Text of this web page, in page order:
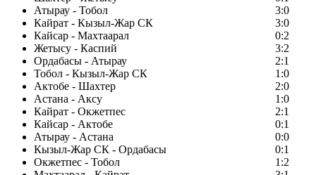
Атырау - Тобол
3:0
Кайрат - Кызыл-Жар СК
3:0
Кайсар - Махтаарал
0:2
Жетысу - Каспий
3:2
Ордабасы - Атырау
2:1
Тобол - Кызыл-Жар СК
1:0
Актобе - Шахтер
2:0
Астана - Аксу
1:0
Кайрат - Окжетпес
2:1
Кайсар - Актобе
0:1
Атырау - Астана
0:0
Кызыл-Жар СК - Ордабасы
0:1
Окжетпес - Тобол
1:2